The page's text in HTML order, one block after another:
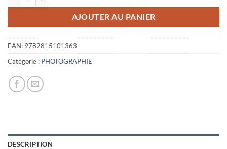
10,00€.1,00€.
AJOUTER AU PANIER
EAN: 9782815101363
Catégorie : PHOTOGRAPHIE
DESCRIPTION